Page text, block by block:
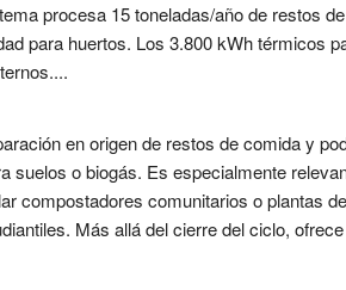
procesa 15 toneladas/año de restos
para huertos. Los 3.800 kWh térmicos
en origen de restos de comida y
o biogás. Es especialmente
compostadores comunitarios o plantas
Más allá del cierre del ciclo,